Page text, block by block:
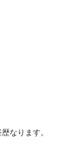
なります。